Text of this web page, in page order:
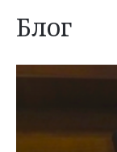
Блог